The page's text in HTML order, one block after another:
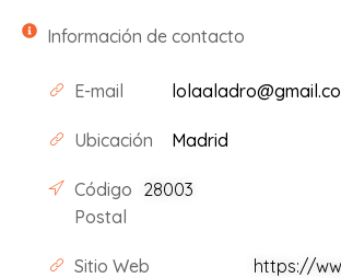
Información de contacto
E-mail
Ubicación Madrid
Código
Postal
28003
Sitio Web https://